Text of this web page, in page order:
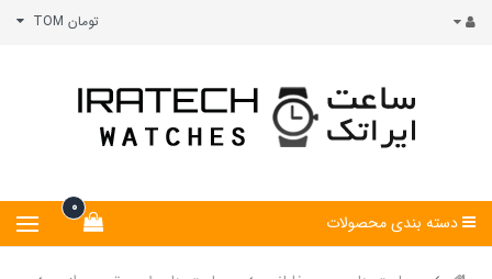
تومان TOM
0
دسته بندی محصولات